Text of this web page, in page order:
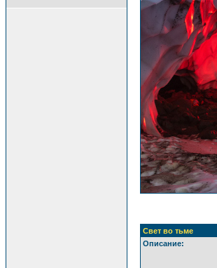
Свет во тьме
Описание: